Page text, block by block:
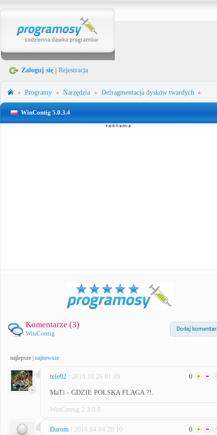
Zaloguj się Rejestracja
Programy Narzędzia Defragmentacja dysków twardych
WinContig 5.0.3.4
Komentarze (3)
WinContig
najlepsze najnowsze
tele02 | 2018.10.26 01:09 0
MaTi - GDZIE POLSKA FLAGA ?!.
WinContig 2.3.0.0
Darom | 2016.04.04 20:10 0